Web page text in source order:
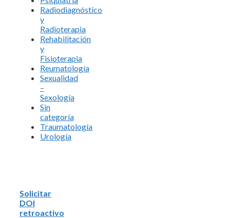
Radiodiagnóstico
y
Radioterapia
Rehabilitación
y
Fisioterapia
Reumatología
Sexualidad
–
Sexología
Sin
categoría
Traumatología
Urología
Solicitar
DOI
retroactivo